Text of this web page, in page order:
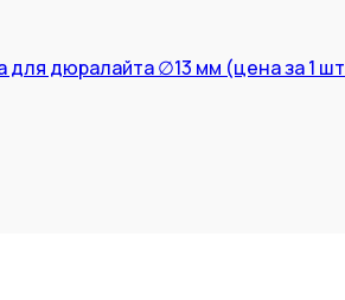
для дюралайта ∅13 мм (цена за 1